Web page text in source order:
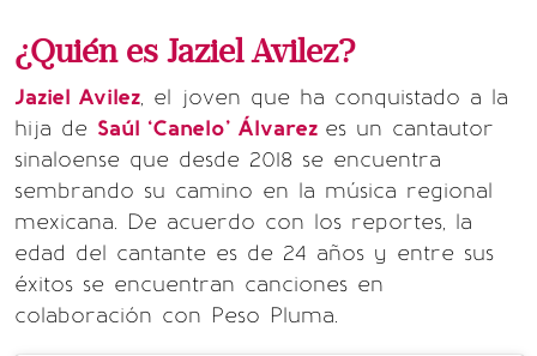
¿Quién es Jaziel Avilez?
Jaziel Avilez, el joven que ha conquistado a la
hija de Saúl ‘Canelo’ Álvarez es un cantautor
sinaloense que desde 2018 se encuentra
sembrando su camino en la música regional
mexicana. De acuerdo con los reportes, la
edad del cantante es de 24 años y entre sus
éxitos se encuentran canciones en
colaboración con Peso Pluma.